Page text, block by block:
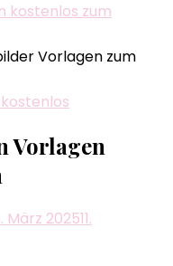
kostenlos zum
Vorlagen
März 202511.